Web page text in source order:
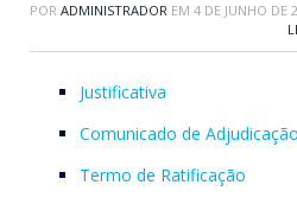
POR ADMINISTRADOR EM 4 DE JUNHO DE
Justificativa
Comunicado de Adjudicação
Termo de Ratificação